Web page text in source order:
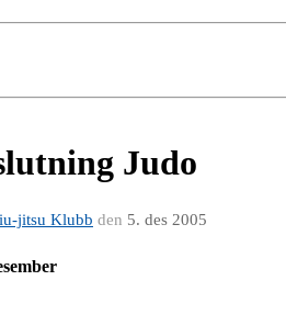
Judo
jitsu Klubb den 5. des 2005